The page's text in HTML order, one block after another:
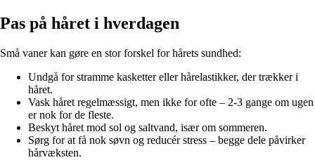
Pas på håret i hverdagen
Små vaner kan gøre en stor forskel for hårets sundhed:
Undgå for stramme kasketter eller hårelastikker, der trækker i
håret.
Vask håret regelmæssigt, men ikke for ofte – 2-3 gange om ugen
er nok for de fleste.
Beskyt håret mod sol og saltvand, især om sommeren.
Sørg for at få nok søvn og reducér stress – begge dele påvirker
hårvæksten.